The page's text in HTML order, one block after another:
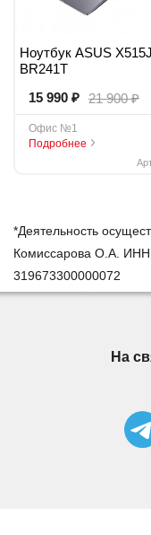
Ноутбук ASUS
BR241T
15 990 ₽ 21 900₽
Офис №1
Подробнее
*Деятельность
Комиссарова О.А.
319673300000072
На